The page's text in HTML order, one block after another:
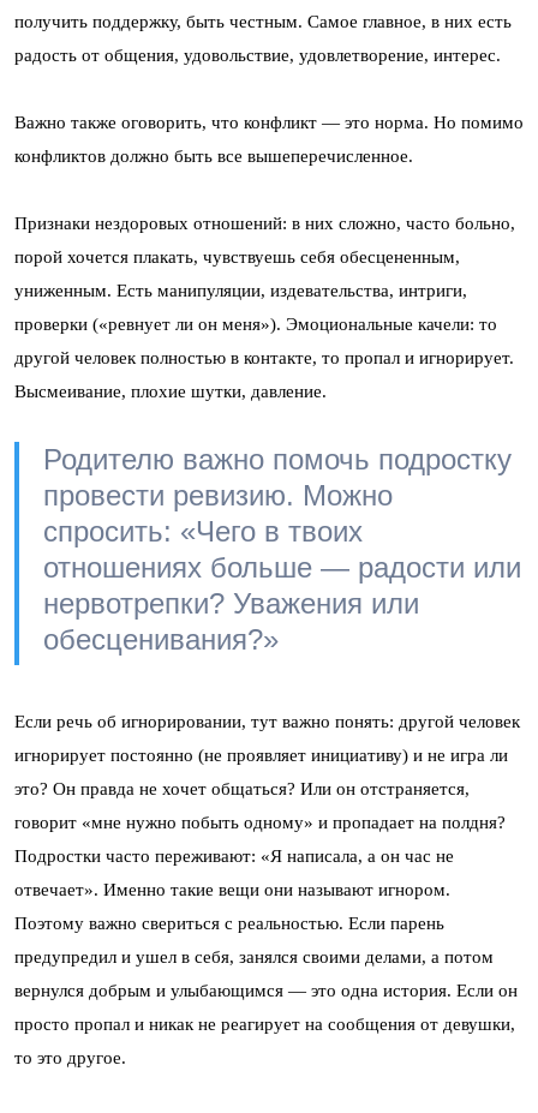
получить поддержку, быть честным. Самое главное, в них есть
радость от общения, удовольствие, удовлетворение, интерес.
Важно также оговорить, что конфликт — это норма. Но помимо
конфликтов должно быть все вышеперечисленное.
Признаки нездоровых отношений: в них сложно, часто больно,
порой хочется плакать, чувствуешь себя обесцененным,
униженным. Есть манипуляции, издевательства, интриги,
проверки («ревнует ли он меня»). Эмоциональные качели: то
другой человек полностью в контакте, то пропал и игнорирует.
Высмеивание, плохие шутки, давление.
Родителю важно помочь подростку
провести ревизию. Можно
спросить: «Чего в твоих
отношениях больше — радости или
нервотрепки? Уважения или
обесценивания?»
Если речь об игнорировании, тут важно понять: другой человек
игнорирует постоянно (не проявляет инициативу) и не игра ли
это? Он правда не хочет общаться? Или он отстраняется,
говорит «мне нужно побыть одному» и пропадает на полдня?
Подростки часто переживают: «Я написала, а он час не
отвечает». Именно такие вещи они называют игнором.
Поэтому важно свериться с реальностью. Если парень
предупредил и ушел в себя, занялся своими делами, а потом
вернулся добрым и улыбающимся — это одна история. Если он
просто пропал и никак не реагирует на сообщения от девушки,
то это другое.